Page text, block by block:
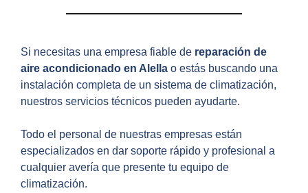
Si necesitas una empresa fiable de reparación de
aire acondicionado en Alella o estás buscando una
instalación completa de un sistema de climatización,
nuestros servicios técnicos pueden ayudarte.
Todo el personal de nuestras empresas están
especializados en dar soporte rápido y profesional a
cualquier avería que presente tu equipo de
climatización.